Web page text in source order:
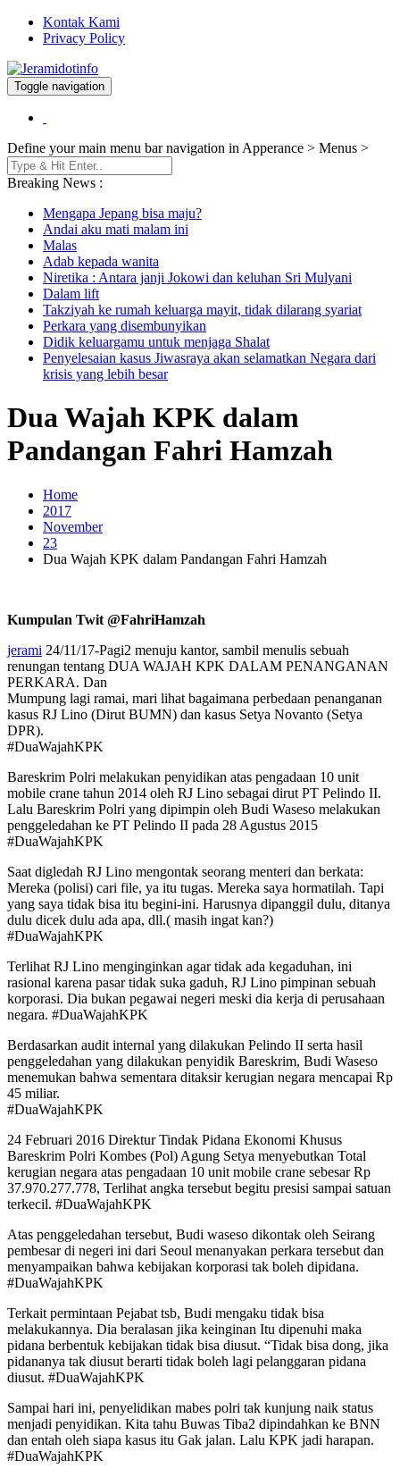
Kontak Kami
Privacy Policy
Jeramidotinfo
Berita dan Informasi Terkini
Toggle navigation
Define your main menu bar navigation in Apperance > Menus >
Breaking News :
Mengapa Jepang bisa maju?
Andai aku mati malam ini
Malas
Adab kepada wanita
Niretika : Antara janji Jokowi dan keluhan Sri Mulyani
Dalam lift
Takziyah ke rumah keluarga mayit, tidak dilarang syariat
Perkara yang disembunyikan
Didik keluargamu untuk menjaga Shalat
Penyelesaian kasus Jiwasraya akan selamatkan Negara dari
krisis yang lebih besar
Dua Wajah KPK dalam
Pandangan Fahri Hamzah
Home
2017
November
23
Dua Wajah KPK dalam Pandangan Fahri Hamzah
Kumpulan Twit @FahriHamzah
jerami 24/11/17-Pagi2 menuju kantor, sambil menulis sebuah
renungan tentang DUA WAJAH KPK DALAM PENANGANAN
PERKARA. Dan
Mumpung lagi ramai, mari lihat bagaimana perbedaan penanganan
kasus RJ Lino (Dirut BUMN) dan kasus Setya Novanto (Setya
DPR).
#DuaWajahKPK
Bareskrim Polri melakukan penyidikan atas pengadaan 10 unit
mobile crane tahun 2014 oleh RJ Lino sebagai dirut PT Pelindo II.
Lalu Bareskrim Polri yang dipimpin oleh Budi Waseso melakukan
penggeledahan ke PT Pelindo II pada 28 Agustus 2015
#DuaWajahKPK
Saat digledah RJ Lino mengontak seorang menteri dan berkata:
Mereka (polisi) cari file, ya itu tugas. Mereka saya hormatilah. Tapi
yang saya tidak bisa itu begini-ini. Harusnya dipanggil dulu, ditanya
dulu dicek dulu ada apa, dll.( masih ingat kan?)
#DuaWajahKPK
Terlihat RJ Lino menginginkan agar tidak ada kegaduhan, ini
rasional karena pasar tidak suka gaduh, RJ Lino pimpinan sebuah
korporasi. Dia bukan pegawai negeri meski dia kerja di perusahaan
negara. #DuaWajahKPK
Berdasarkan audit internal yang dilakukan Pelindo II serta hasil
penggeledahan yang dilakukan penyidik Bareskrim, Budi Waseso
menemukan bahwa sementara ditaksir kerugian negara mencapai Rp
45 miliar.
#DuaWajahKPK
24 Februari 2016 Direktur Tindak Pidana Ekonomi Khusus
Bareskrim Polri Kombes (Pol) Agung Setya menyebutkan Total
kerugian negara atas pengadaan 10 unit mobile crane sebesar Rp
37.970.277.778, Terlihat angka tersebut begitu presisi sampai satuan
terkecil. #DuaWajahKPK
Atas penggeledahan tersebut, Budi waseso dikontak oleh Seirang
pembesar di negeri ini dari Seoul menanyakan perkara tersebut dan
menyampaikan bahwa kebijakan korporasi tak boleh dipidana.
#DuaWajahKPK
Terkait permintaan Pejabat tsb, Budi mengaku tidak bisa
melakukannya. Dia beralasan jika keinginan Itu dipenuhi maka
pidana berbentuk kebijakan tidak bisa diusut. “Tidak bisa dong, jika
pidananya tak diusut berarti tidak boleh lagi pelanggaran pidana
diusut. #DuaWajahKPK
Sampai hari ini, penyelidikan mabes polri tak kunjung naik status
menjadi penyidikan. Kita tahu Buwas Tiba2 dipindahkan ke BNN
dan entah oleh siapa kasus itu Gak jalan. Lalu KPK jadi harapan.
#DuaWajahKPK